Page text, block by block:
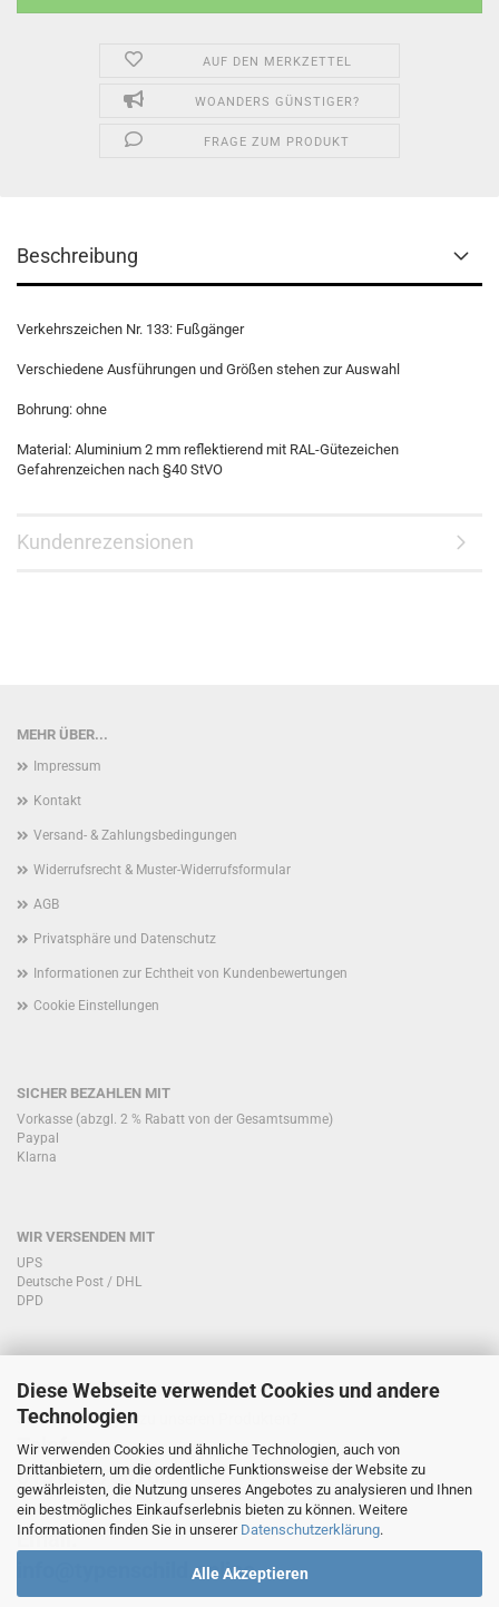
Diese Webseite verwendet Cookies und andere
Technologien
Wir verwenden Cookies und ähnliche Technologien, auch von
Drittanbietern, um die ordentliche Funktionsweise der Website zu
gewährleisten, die Nutzung unseres Angebotes zu analysieren und Ihnen
ein bestmögliches Einkaufserlebnis bieten zu können. Weitere
Informationen finden Sie in unserer Datenschutzerklärung.
Alle Akzeptieren
AUF DEN MERKZETTEL
WOANDERS GÜNSTIGER?
FRAGE ZUM PRODUKT
Beschreibung
Verkehrszeichen Nr. 133: Fußgänger
Verschiedene Ausführungen und Größen stehen zur Auswahl
Bohrung: ohne
Material: Aluminium 2 mm reflektierend mit RAL-Gütezeichen
Gefahrenzeichen nach §40 StVO
Kundenrezensionen
MEHR ÜBER...
Impressum
Kontakt
Versand- & Zahlungsbedingungen
Widerrufsrecht & Muster-Widerrufsformular
AGB
Privatsphäre und Datenschutz
Informationen zur Echtheit von Kundenbewertungen
Cookie Einstellungen
SICHER BEZAHLEN MIT
Vorkasse (abzgl. 2 % Rabatt von der Gesamtsumme)
Paypal
Klarna
WIR VERSENDEN MIT
UPS
Deutsche Post / DHL
DPD
KONTAKT KUNDENSERVICE
Sie haben Fragen zu unseren Produkten?
Telefon:
0151/51760708
Email:
info@typenschild.online